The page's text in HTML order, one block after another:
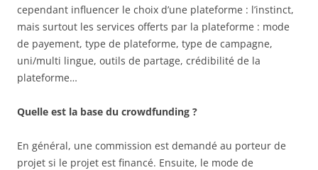
cependant influencer le choix d’une plateforme : l’instinct,
mais surtout les services offerts par la plateforme : mode
de payement, type de plateforme, type de campagne,
uni/multi lingue, outils de partage, crédibilité de la
plateforme…
Quelle est la base du crowdfunding ?
En général, une commission est demandé au porteur de
projet si le projet est financé. Ensuite, le mode de